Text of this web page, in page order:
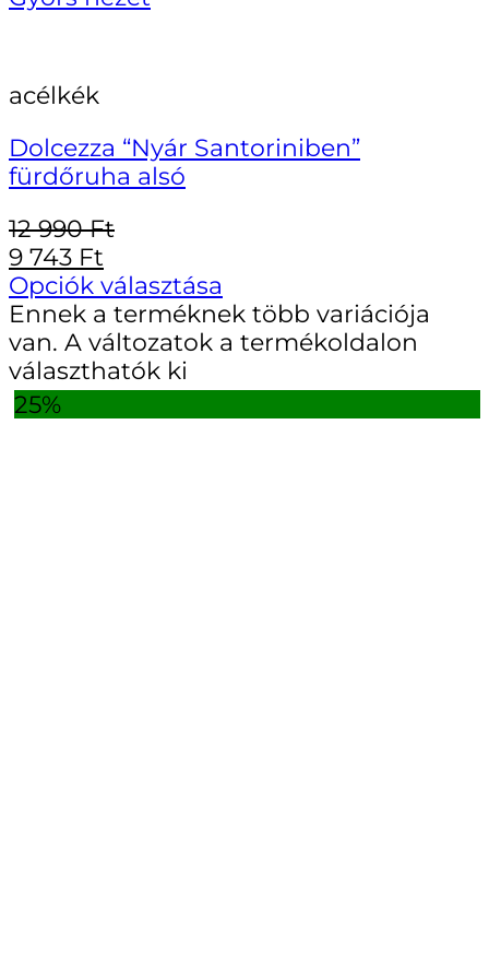
acélkék
Dolcezza “Nyár Santoriniben”
fürdőruha alsó
12 990Ft
9 743 Ft
Opciók választása
Ennek a terméknek több variációja
van. A változatok a termékoldalon
választhatók ki
25%